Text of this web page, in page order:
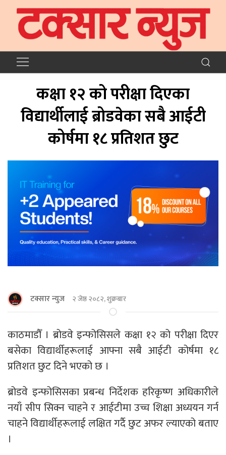
कक्षा १२ को परीक्षा दिएका
विद्यार्थीलाई ब्रोडवेका सबै आईटी
कोर्षमा १८ प्रतिशत छुट
टक्सार न्युज २ जेष्ठ २०८२, शुक्रबार
काठमाडौँ । ब्रोडवे इन्फोसिसले कक्षा १२ को परीक्षा दिएर
बसेका विद्यार्थीहरूलाई आफ्ना सबै आईटी कोर्षमा १८
प्रतिशत छुट दिने भएको छ ।
ब्रोडवे इन्फोसिसका प्रबन्ध निर्देशक हरिकृष्ण अधिकारीले
नयाँ सीप सिक्न चाहने र आईटीमा उच्च शिक्षा अध्ययन गर्न
चाहने विद्यार्थीहरूलाई लक्षित गर्दै छुट अफर ल्याएको बताए
।